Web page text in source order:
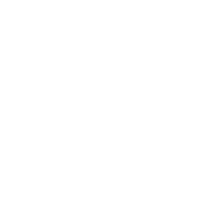
– کتاب نخبگان کسب و کار ایران – کتاب نخبگان ایران